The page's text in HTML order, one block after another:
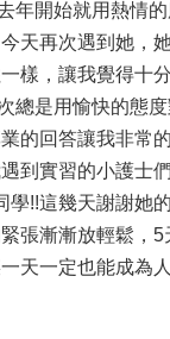
年開始就用熱情
天再次遇到她，
樣，讓我覺得十分
總是用愉快的態
的回答讓我非常的
到實習的小護士們
學!!這幾天謝謝她
張漸漸放輕鬆，5
天一定也能成為